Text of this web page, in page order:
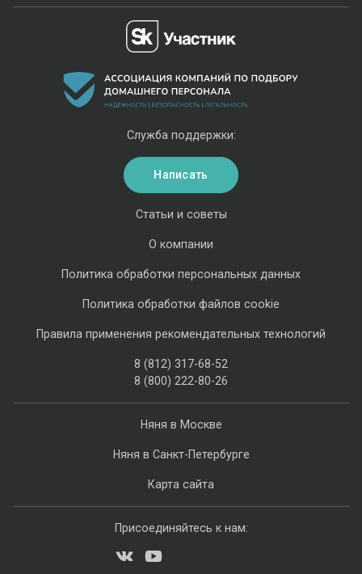
Няня в Москве
Няня в Санкт-Петербурге
Карта сайта
Статьи и советы
О компании
Политика обработки персональных данных
Политика обработки файлов cookie
Правила применения рекомендательных технологий
8 (812) 317-68-52
8 (800) 222-80-26
Служба поддержки:
Написать
Присоединяйтесь к нам: